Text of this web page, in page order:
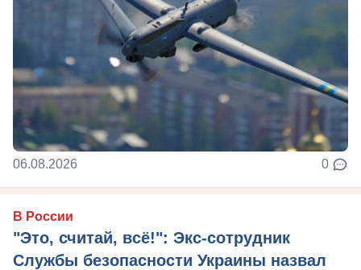
06.08.2026 0
В России
"Это, считай, всё!": Экс-сотрудник
Службы безопасности Украины назвал